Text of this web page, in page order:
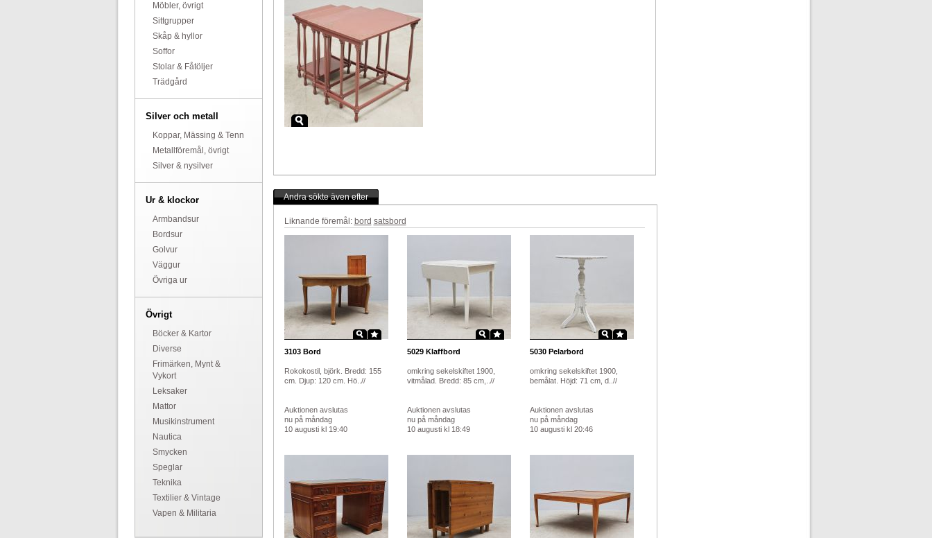
Möbler, övrigt
Sittgrupper
Skåp & hyllor
Soffor
Stolar & Fåtöljer
Trädgård
Silver och metall
Koppar, Mässing & Tenn
Metallföremål, övrigt
Silver & nysilver
Ur & klockor
Armbandsur
Bordsur
Golvur
Väggur
Övriga ur
Övrigt
Böcker & Kartor
Diverse
Frimärken, Mynt &
Vykort
Leksaker
Mattor
Musikinstrument
Nautica
Smycken
Speglar
Teknika
Textilier & Vintage
Vapen & Militaria
Andra sökte även efter
Liknande föremål: bord satsbord
3103Bord
Rokokostil, björk. Bredd: 155
cm. Djup: 120 cm. Hö..//
Auktionen avslutas
nu på måndag
10 augusti kl 19:40
5029Klaffbord
omkring sekelskiftet 1900,
vitmålad. Bredd: 85 cm,..//
Auktionen avslutas
nu på måndag
10 augusti kl 18:49
5030Pelarbord
omkring sekelskiftet 1900,
bemålat. Höjd: 71 cm, d..//
Auktionen avslutas
nu på måndag
10 augusti kl 20:46